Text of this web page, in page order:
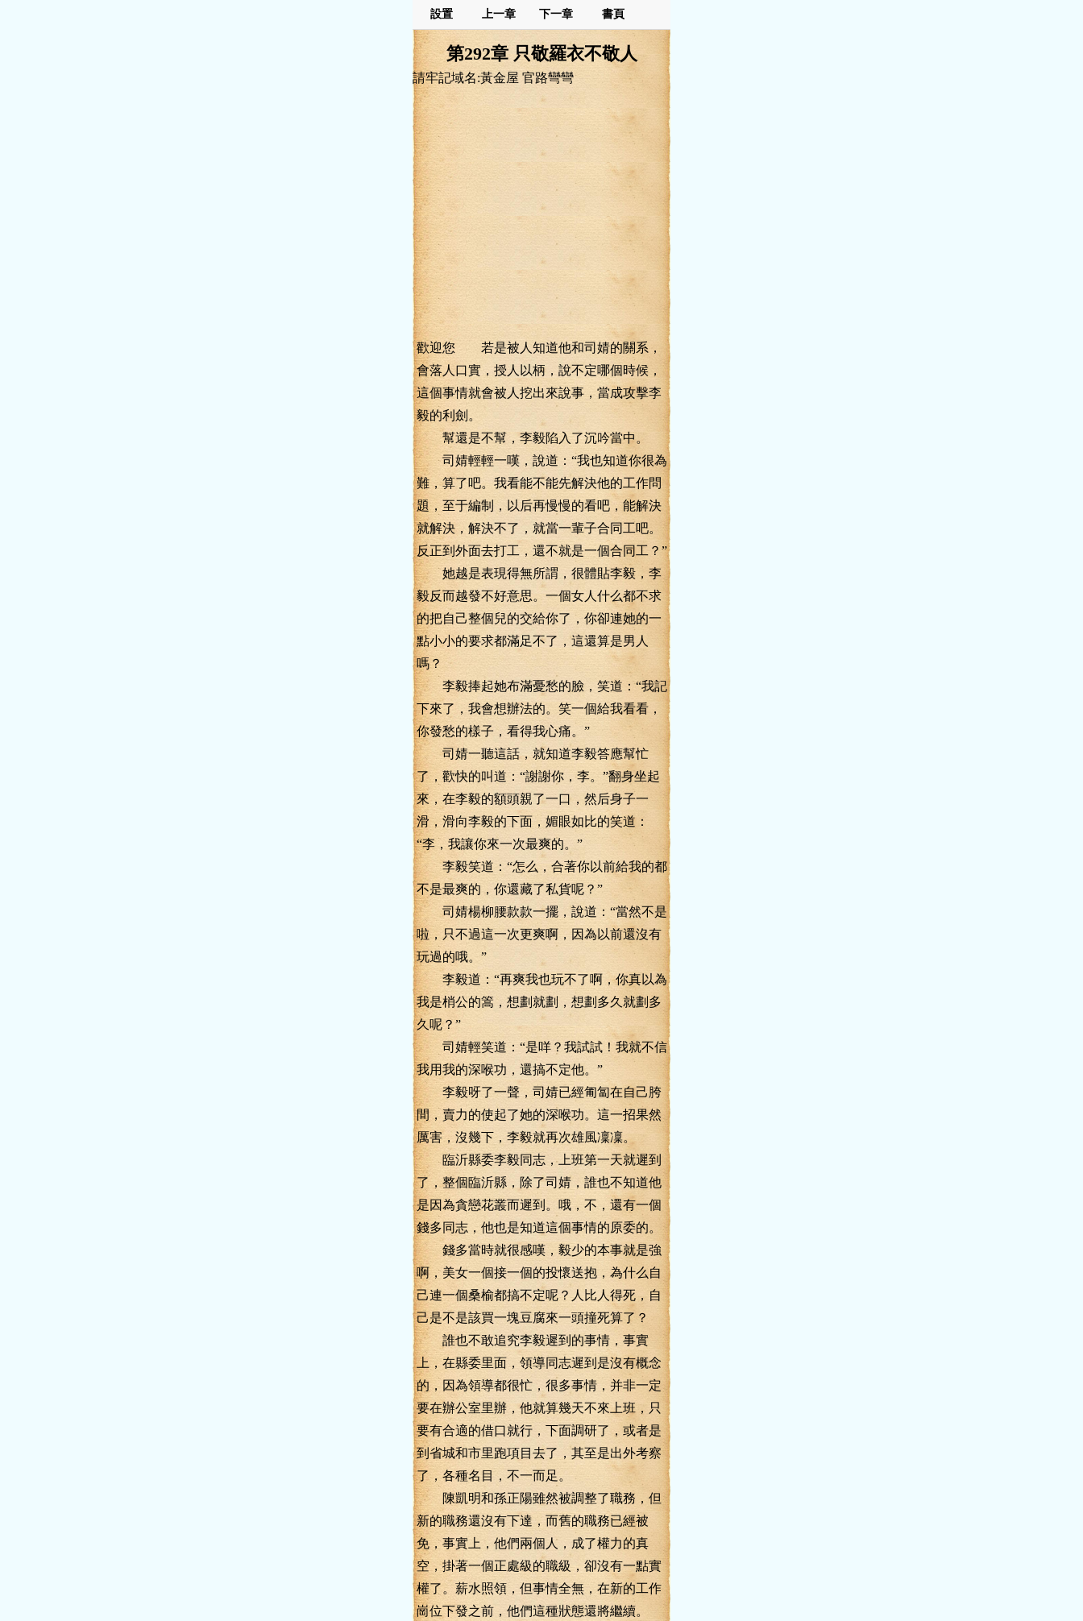
設置 上一章 下一章 書頁
第292章 只敬羅衣不敬人
請牢記域名:黃金屋 官路彎彎
歡迎您 若是被人知道他和司婧的關系，
會落人口實，授人以柄，說不定哪個時候，
這個事情就會被人挖出來說事，當成攻擊李
毅的利劍。
幫還是不幫，李毅陷入了沉吟當中。
司婧輕輕一嘆，說道：“我也知道你很為
難，算了吧。我看能不能先解決他的工作問
題，至于編制，以后再慢慢的看吧，能解決
就解決，解決不了，就當一輩子合同工吧。
反正到外面去打工，還不就是一個合同工？”
她越是表現得無所謂，很體貼李毅，李
毅反而越發不好意思。一個女人什么都不求
的把自己整個兒的交給你了，你卻連她的一
點小小的要求都滿足不了，這還算是男人
嗎？
李毅捧起她布滿憂愁的臉，笑道：“我記
下來了，我會想辦法的。笑一個給我看看，
你發愁的樣子，看得我心痛。”
司婧一聽這話，就知道李毅答應幫忙
了，歡快的叫道：“謝謝你，李。”翻身坐起
來，在李毅的額頭親了一口，然后身子一
滑，滑向李毅的下面，媚眼如比的笑道：
“李，我讓你來一次最爽的。”
李毅笑道：“怎么，合著你以前給我的都
不是最爽的，你還藏了私貨呢？”
司婧楊柳腰款款一擺，說道：“當然不是
啦，只不過這一次更爽啊，因為以前還沒有
玩過的哦。”
李毅道：“再爽我也玩不了啊，你真以為
我是梢公的篙，想劃就劃，想劃多久就劃多
久呢？”
司婧輕笑道：“是咩？我試試！我就不信
我用我的深喉功，還搞不定他。”
李毅呀了一聲，司婧已經匍匐在自己胯
間，賣力的使起了她的深喉功。這一招果然
厲害，沒幾下，李毅就再次雄風凜凜。
臨沂縣委李毅同志，上班第一天就遲到
了，整個臨沂縣，除了司婧，誰也不知道他
是因為貪戀花叢而遲到。哦，不，還有一個
錢多同志，他也是知道這個事情的原委的。
錢多當時就很感嘆，毅少的本事就是強
啊，美女一個接一個的投懷送抱，為什么自
己連一個桑榆都搞不定呢？人比人得死，自
己是不是該買一塊豆腐來一頭撞死算了？
誰也不敢追究李毅遲到的事情，事實
上，在縣委里面，領導同志遲到是沒有概念
的，因為領導都很忙，很多事情，并非一定
要在辦公室里辦，他就算幾天不來上班，只
要有合適的借口就行，下面調研了，或者是
到省城和市里跑項目去了，其至是出外考察
了，各種名目，不一而足。
陳凱明和孫正陽雖然被調整了職務，但
新的職務還沒有下達，而舊的職務已經被
免，事實上，他們兩個人，成了權力的真
空，掛著一個正處級的職級，卻沒有一點實
權了。薪水照領，但事情全無，在新的工作
崗位下發之前，他們這種狀態還將繼續。